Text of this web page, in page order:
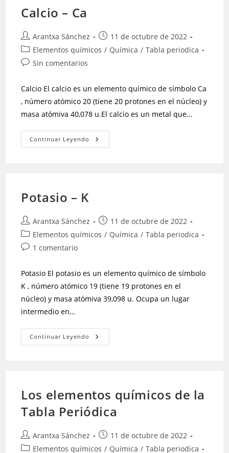
Calcio – Ca
Arantxa Sánchez
11 de octubre de 2022
Elementos químicos / Química / Tabla periodica
Sin comentarios
Calcio El calcio es un elemento químico de símbolo Ca
, número atómico 20 (tiene 20 protones en el núcleo) y
masa atómiva 40,078 u.El calcio es un metal que…
Continuar Leyendo
Potasio – K
Arantxa Sánchez
11 de octubre de 2022
Elementos químicos / Química / Tabla periodica
1 comentario
Potasio El potasio es un elemento químico de símbolo
K , número atómico 19 (tiene 19 protones en el
núcleo) y masa atómiva 39,098 u. Ocupa un lugar
intermedio en…
Continuar Leyendo
Los elementos químicos de la
Tabla Periódica
Arantxa Sánchez
11 de octubre de 2022
Elementos químicos / Química / Tabla periodica